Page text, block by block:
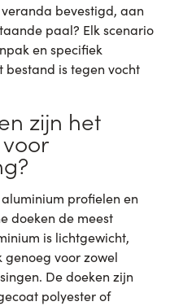
bevestigd, aan
paal? Elk scenario
en specifiek
is tegen vocht
zijn het
profielen en
doeken de meest
is lichtgewicht,
genoeg voor zowel
De doeken zijn
polyester of